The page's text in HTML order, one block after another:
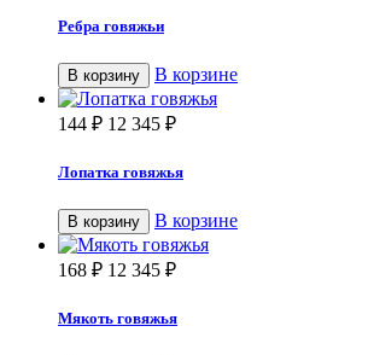
Ребра говяжьи
В корзину В корзине
144 ₽ 12 345 ₽
Лопатка говяжья
В корзину В корзине
168 ₽ 12 345 ₽
Мякоть говяжья